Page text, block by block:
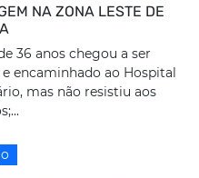
NA ZONA LESTE DE
36 anos chegou a ser
encaminhado ao Hospital
mas não resistiu aos